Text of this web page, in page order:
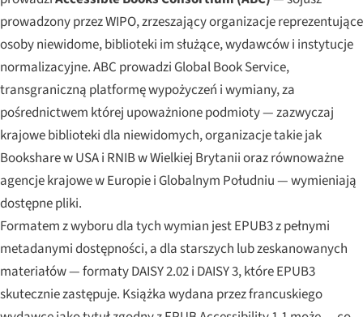
prowadzony przez WIPO, zrzeszający organizacje reprezentujące
osoby niewidome, biblioteki im służące, wydawców i instytucje
normalizacyjne. ABC prowadzi Global Book Service,
transgraniczną platformę wypożyczeń i wymiany, za
pośrednictwem której upoważnione podmioty — zazwyczaj
krajowe biblioteki dla niewidomych, organizacje takie jak
Bookshare w USA i RNIB w Wielkiej Brytanii oraz równoważne
agencje krajowe w Europie i Globalnym Południu — wymieniają
dostępne pliki.
Formatem z wyboru dla tych wymian jest EPUB3 z pełnymi
metadanymi dostępności, a dla starszych lub zeskanowanych
materiałów — formaty DAISY 2.02 i DAISY 3, które EPUB3
skutecznie zastępuje. Książka wydana przez francuskiego